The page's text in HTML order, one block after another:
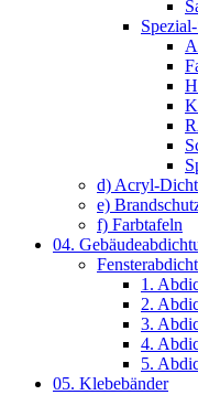
d) Acryl-
e)
f) Farbtafeln
04.
1.
2.
3.
4.
5.
05. Klebebänder